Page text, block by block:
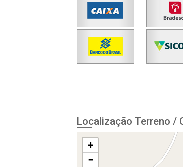
Localização Terreno /
+
−